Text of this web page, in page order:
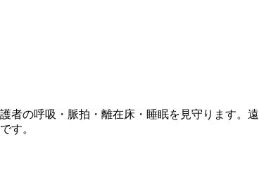
者の呼吸・脈拍・離在床・睡眠を見守ります。遠
す。